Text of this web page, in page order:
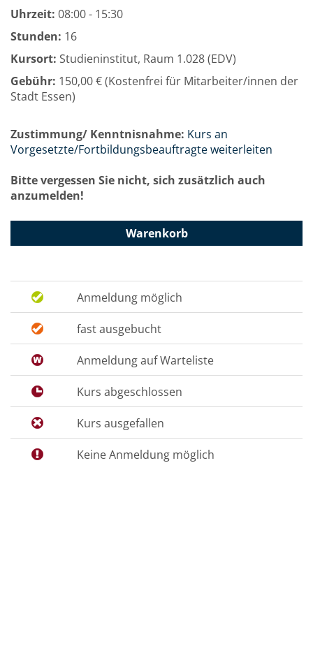
Uhrzeit: 08:00 - 15:30
Stunden: 16
Kursort: Studieninstitut, Raum 1.028 (EDV)
Gebühr: 150,00 € (Kostenfrei für Mitarbeiter/innen der
Stadt Essen)
Zustimmung/ Kenntnisnahme: Kurs an
Vorgesetzte/Fortbildungsbeauftragte weiterleiten
Bitte vergessen Sie nicht, sich zusätzlich auch
anzumelden!
Warenkorb
Anmeldung möglich
fast ausgebucht
Anmeldung auf Warteliste
Kurs abgeschlossen
Kurs ausgefallen
Keine Anmeldung möglich